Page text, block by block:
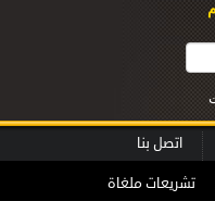
اتصل بنا
تشريعات ملغاة